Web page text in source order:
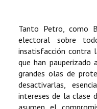
Tanto Petro, como
electoral sobre
insatisfacción contra
que han pauperizado
grandes olas de
desactivarlas,
intereses de la clase